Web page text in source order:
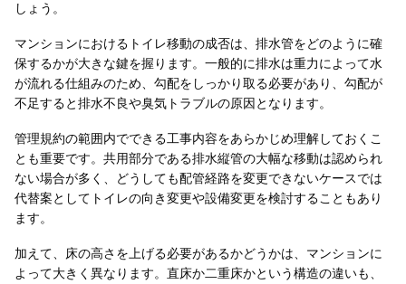
しょう。
マンションにおけるトイレ移動の成否は、排水管をどのように確
保するかが大きな鍵を握ります。一般的に排水は重力によって水
が流れる仕組みのため、勾配をしっかり取る必要があり、勾配が
不足すると排水不良や臭気トラブルの原因となります。
管理規約の範囲内でできる工事内容をあらかじめ理解しておくこ
とも重要です。共用部分である排水縦管の大幅な移動は認められ
ない場合が多く、どうしても配管経路を変更できないケースでは
代替案としてトイレの向き変更や設備変更を検討することもあり
ます。
加えて、床の高さを上げる必要があるかどうかは、マンションに
よって大きく異なります。直床か二重床かという構造の違いも、